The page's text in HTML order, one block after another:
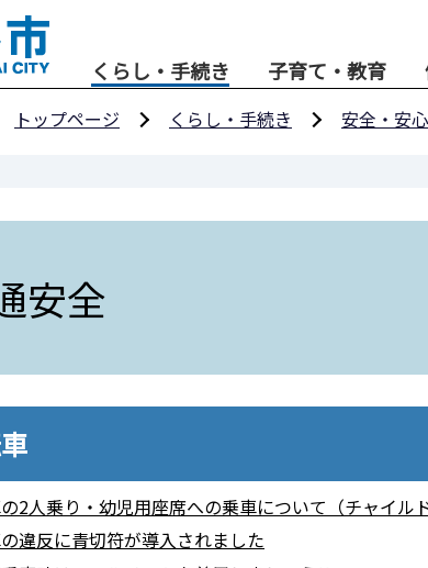
くらし・手続き 子育て・教育
トップページ くらし・手続き 安全・安心
安全
2人乗り・幼児用座席への乗車について（チャイル
違反に青切符が導入されました